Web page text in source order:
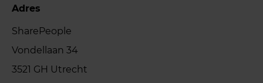
Adres
SharePeople
Vondellaan 34
3521 GH Utrecht